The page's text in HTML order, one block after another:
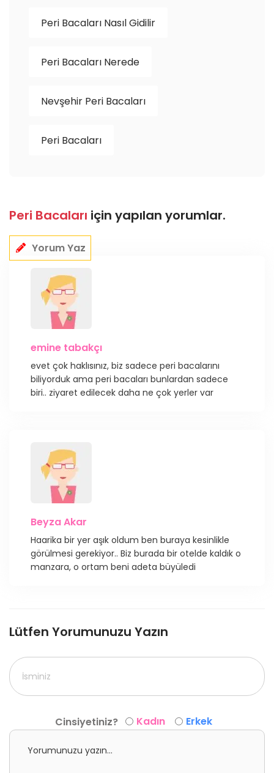
Peri Bacaları Nasıl Gidilir
Peri Bacaları Nerede
Nevşehir Peri Bacaları
Peri Bacaları
Peri Bacaları için yapılan yorumlar.
Yorum Yaz
emine tabakçı
evet çok haklısınız, biz sadece peri bacalarını
biliyorduk ama peri bacaları bunlardan sadece
biri.. ziyaret edilecek daha ne çok yerler var
Beyza Akar
Haarika bir yer aşık oldum ben buraya kesinlikle
görülmesi gerekiyor.. Biz burada bir otelde kaldık o
manzara, o ortam beni adeta büyüledi
Lütfen Yorumunuzu Yazın
Cinsiyetiniz? Kadın Erkek